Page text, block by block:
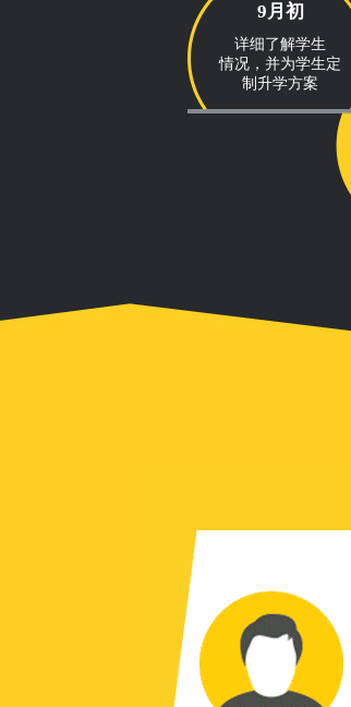
9月初
详细了解学生
情况，并为学生定
制升学方案